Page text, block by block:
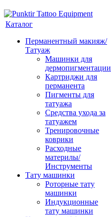
Каталог
Перманентный макияж/
Татуаж
Машинки для
дермопигментации
Картриджи для
перманента
Пигменты для
татуажа
Средства ухода за
татуажем
Тренировочные
коврики
Расходные
материлы/
Инструменты
Тату машинки
Роторные тату
машинки
Индукционные
тату машинки